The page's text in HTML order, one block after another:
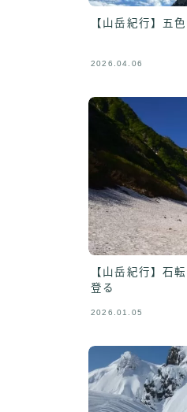
【山岳紀行】五
2026.04.06
【山岳紀行】石
登る
2026.01.05